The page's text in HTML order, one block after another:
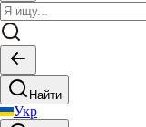
Найти
Укр